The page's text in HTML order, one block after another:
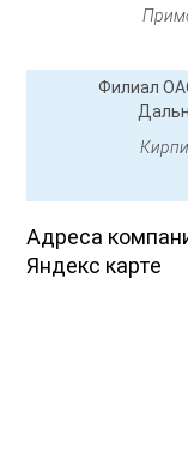
Филиал
Адреса
Яндекс карте